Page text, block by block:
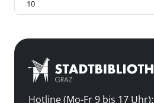
Hotline (Mo-Fr 9 bis 17